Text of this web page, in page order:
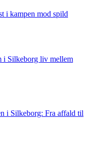
i kampen mod spild
i Silkeborg liv mellem
i Silkeborg: Fra affald til